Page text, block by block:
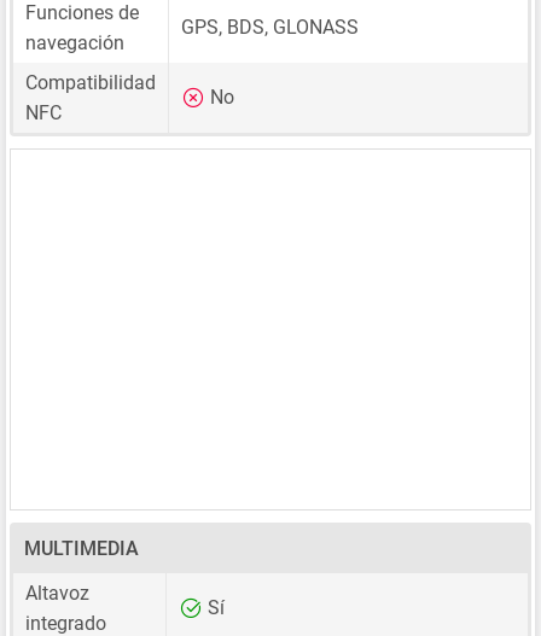
Funciones de
navegación
GPS, BDS, GLONASS
Compatibilidad
NFC
No
MULTIMEDIA
Altavoz
integrado
Sí